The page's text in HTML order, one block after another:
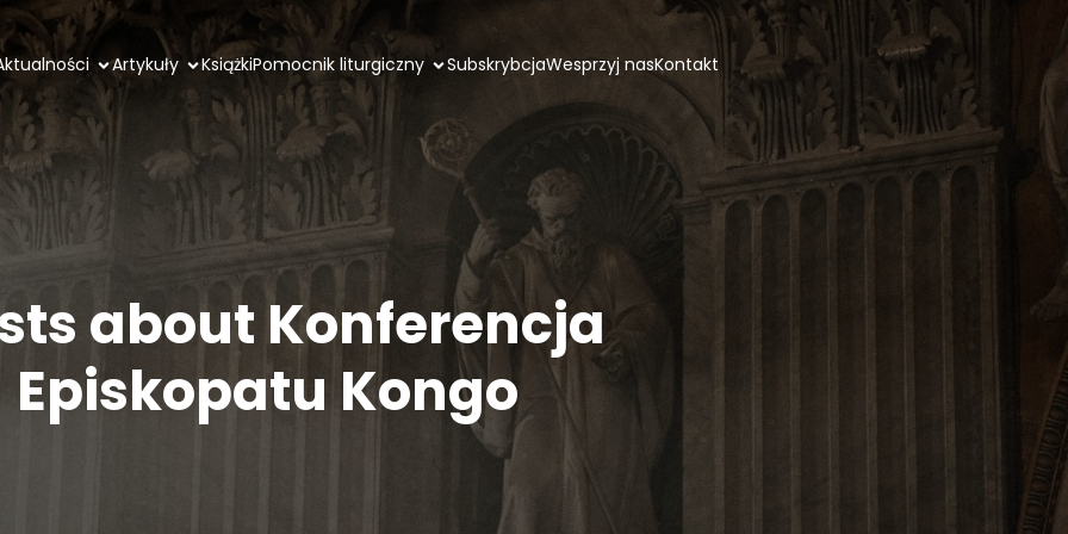
Artykuły KsiążkiPomocnik liturgiczny SubskrybcjaWesprzyj nasKontakt
about Konferencja
Episkopatu Kongo